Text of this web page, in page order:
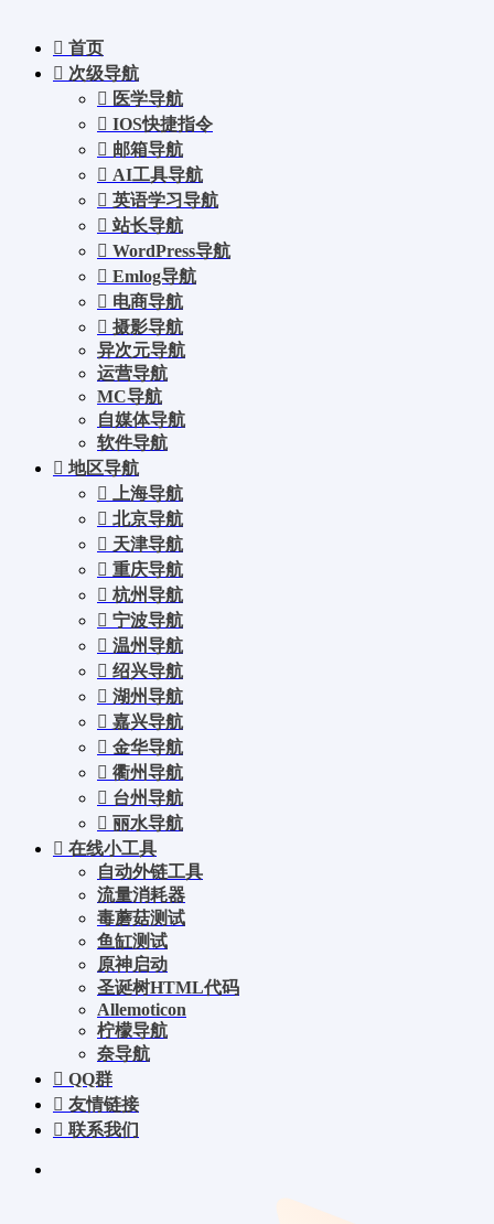
首页
次级导航
医学导航
IOS快捷指令
邮箱导航
AI工具导航
英语学习导航
站长导航
WordPress导航
Emlog导航
电商导航
摄影导航
异次元导航
运营导航
MC导航
自媒体导航
软件导航
地区导航
上海导航
北京导航
天津导航
重庆导航
杭州导航
宁波导航
温州导航
绍兴导航
湖州导航
嘉兴导航
金华导航
衢州导航
台州导航
丽水导航
在线小工具
自动外链工具
流量消耗器
毒蘑菇测试
鱼缸测试
原神启动
圣诞树HTML代码
Allemoticon
柠檬导航
奈导航
QQ群
友情链接
联系我们